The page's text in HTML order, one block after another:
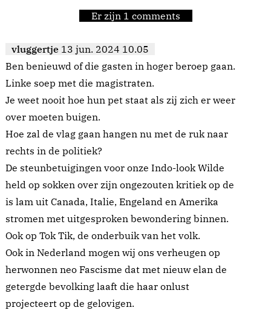
Er zijn 1 comments
vluggertje 13 jun. 2024 10.05
Ben benieuwd of die gasten in hoger beroep gaan.
Linke soep met die magistraten.
Je weet nooit hoe hun pet staat als zij zich er weer
over moeten buigen.
Hoe zal de vlag gaan hangen nu met de ruk naar
rechts in de politiek?
De steunbetuigingen voor onze Indo-look Wilde
held op sokken over zijn ongezouten kritiek op de
is lam uit Canada, Italie, Engeland en Amerika
stromen met uitgesproken bewondering binnen.
Ook op Tok Tik, de onderbuik van het volk.
Ook in Nederland mogen wij ons verheugen op
herwonnen neo Fascisme dat met nieuw elan de
getergde bevolking laaft die haar onlust
projecteert op de gelovigen.